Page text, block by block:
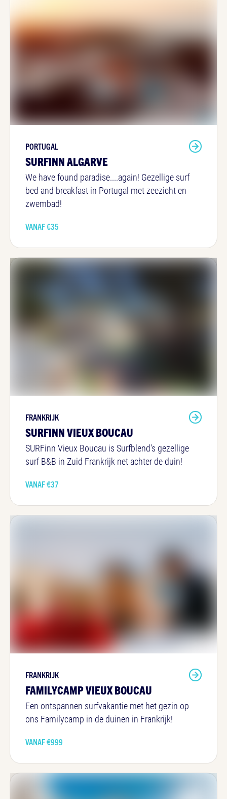
PORTUGAL
SURFINN ALGARVE
We have found paradise....again! Gezellige surf
bed and breakfast in Portugal met zeezicht en
zwembad!
VANAF €35
FRANKRIJK
SURFINN VIEUX BOUCAU
SURFinn Vieux Boucau is Surfblend's gezellige
surf B&B in Zuid Frankrijk net achter de duin!
VANAF €37
FRANKRIJK
FAMILYCAMP VIEUX BOUCAU
Een ontspannen surfvakantie met het gezin op
ons Familycamp in de duinen in Frankrijk!
VANAF €999